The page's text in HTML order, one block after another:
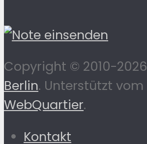
Copyright © 2010-2026
Berlin. Unterstützt vom
WebQuartier.
Kontakt